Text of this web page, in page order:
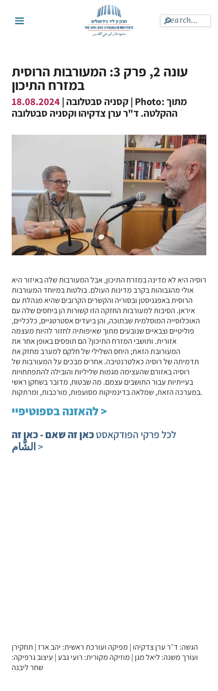
עונה 2, פרק 3: המעורבות הרוסית
במזרח התיכון
קסניה סבטלובה || Photo: מתוך
ההקלטה. ד"ר ערן צדקיהו וקסניה סבטלובה
רוסיה היא לא מדינה במזרח התיכון, אבל המעורבות שלה באיזור היא
אולי מהגבוהות בקרב מדינות העולם. בולטות במיוחד המעורבות
הרוסית באפגניסטן ובסוריה והקשרים הקרובים שהיא מנהלת עם
איראן. הסיבות למעורבות החזקה הזו קשורות הן ביחסים שלה עם
האוכלוסייה המוסלמית שבתוכה, והן ביעדים אסטרטגיים, כלכליים,
פוליטיים וצבאיים שנובעים מתוך שאיפותיה לחזור להיות מעצמה
אזורית. ותושבי המזרח התיכון? הם תופסים באופן אחר את
המעורובת הזאת; היחס השלילי של חלקם למערב מחזק את
תדמיתה של רוסיה כאלטרנטיבה. אחרים מבכים על המעורבות של
רוסיה באזורם שהעצימה מגמות שליליות והובילה להתפתחויות
בעייתיות עבור התושבים עצמם. מה שבטוח, מדובר בשחקן ראשי
במערכה הזאת, שמלאה בדינמיקות מסועפות, מורכבות, ומרתקות.
להאזנה בספוטיפיי >
לכל פרקי הפודקאסטכאן זה שאם - כאן זה
الشَّام>
הגשה: ד״ר ערן צדקיהו | מפיקה ועורכת ראשית: יהב ארז | תחקירן
ועורך משנה: ליאל מגן | מוזיקה מקורית: רועי גבע | עיצוב גרפיקה:
שחר ליבנה